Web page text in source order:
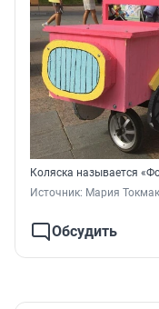
Коляска называется
Источник: Мария
Обсудить